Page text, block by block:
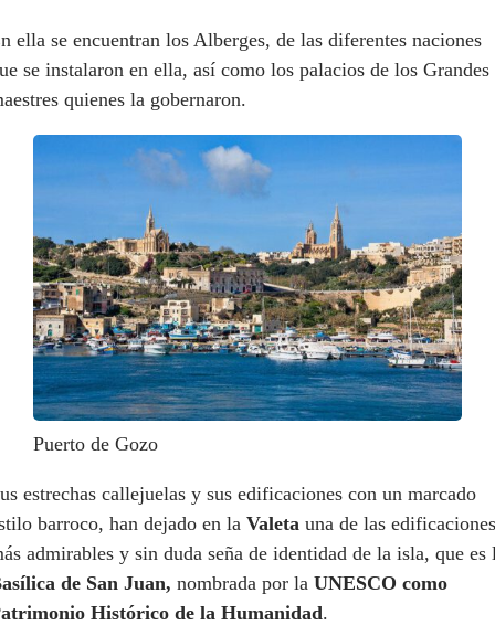
ella se encuentran los Alberges, de las diferentes naciones
se instalaron en ella, así como los palacios de los Grandes
quienes la gobernaron.
Puerto de Gozo
estrechas callejuelas y sus edificaciones con un marcado
barroco, han dejado en la Valeta una de las edificaciones
admirables y sin duda seña de identidad de la isla, que es
de San Juan, nombrada por la UNESCO como
Histórico de la Humanidad.